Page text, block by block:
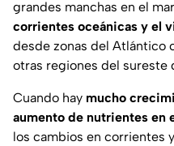
grandes manchas en el
corrientes oceánicas y el
desde zonas del Atlántico
otras regiones del sureste
Cuando hay mucho
aumento de nutrientes en
los cambios en corrientes